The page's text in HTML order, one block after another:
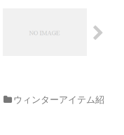
ウィンターアイテム紹